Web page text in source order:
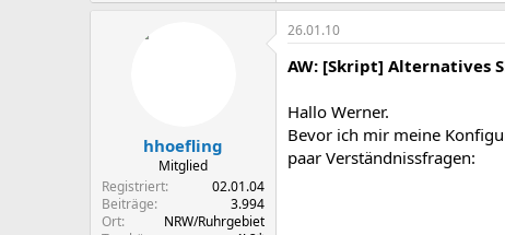
hhoefling
Mitglied
Registriert
02.01.04
Beiträge
3.994
Ort
NRW/Ruhrgebiet
26.01.10
AW: [Skript] Alternatives
Hallo Werner.
Bevor ich mir meine
paar Verständnissfragen: